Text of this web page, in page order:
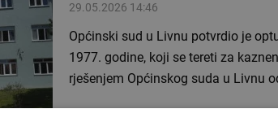
29.05.2026 14:46
Općinski sud u Livnu potvrdio je
1977. godine, koji se tereti za
rješenjem Općinskog suda u Livnu